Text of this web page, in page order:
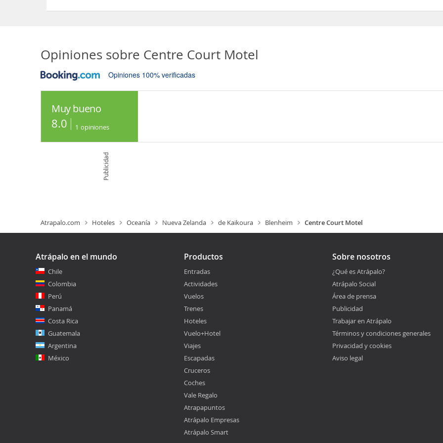
Opiniones sobre Centre Court Motel
Opiniones 100% verificadas
Muy bueno
8.0 1 opiniones
Publicidad
Atrapalo.com Hoteles Oceanía Nueva Zelanda de Kaikoura Blenheim Centre Court Motel
Atrápalo en el mundo
Chile
Colombia
Perú
Panamá
Costa Rica
Guatemala
Argentina
México
Productos
Entradas
Actividades
Vuelos
Trenes
Hoteles
Vuelo+Hotel
Viajes
Escapadas
Cruceros
Coches
Vale Regalo
Atrapapuntos
Atrápalo Empresas
Atrápalo Smart
Sobre nosotros
¿Qué es Atrápalo?
Atrápalo Social
Área de prensa
Publicidad
Trabajar en Atrápalo
Términos y condiciones generales
Privacidad y cookies
Aviso legal